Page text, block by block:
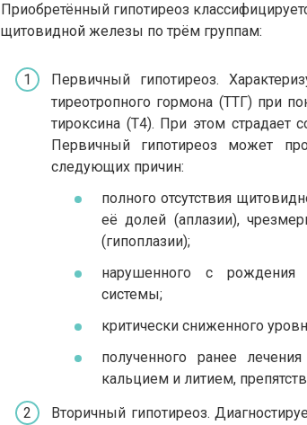
Приобретённый гипотиреоз
щитовидной железы по трём группам:
Первичный гипотиреоз.
тиреотропного гормона (ТТГ) при
тироксина (Т4). При этом страдает
Первичный гипотиреоз может
следующих причин:
полного отсутствия
её долей (аплазии),
(гипоплазии);
нарушенного с рождения
системы;
критически сниженного
полученного ранее
кальцием и литием,
Вторичный гипотиреоз.